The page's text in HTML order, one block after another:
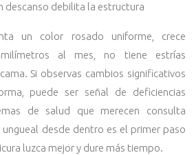
descanso debilita la estructura
un color rosado uniforme, crece
al mes, no tiene estrías
Si observas cambios significativos
puede ser señal de deficiencias
de salud que merecen consulta
ungueal desde dentro es el primer paso
luzca mejor y dure más tiempo.